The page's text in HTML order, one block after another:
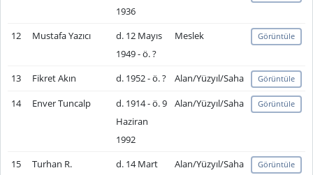
1936
12 Mustafa Yazıcı
d. 12 Mayıs
1949 - ö. ?
Meslek Görüntüle
13 Fikret Akın d. 1952 - ö. ? Alan/Yüzyıl/Saha Görüntüle
14 Enver Tuncalp
d. 1914 - ö. 9
Haziran
1992
Alan/Yüzyıl/Saha Görüntüle
15
Turhan R.
d. 14 Mart
Alan/Yüzyıl/Saha Görüntüle